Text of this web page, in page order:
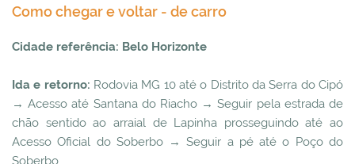
Como chegar e voltar - de carro
Cidade referência: Belo Horizonte
Ida e retorno: Rodovia MG 10 até o Distrito da Serra do Cipó
→ Acesso até Santana do Riacho → Seguir pela estrada de
chão sentido ao arraial de Lapinha prosseguindo até ao
Acesso Oficial do Soberbo → Seguir a pé até o Poço do
Soberbo.